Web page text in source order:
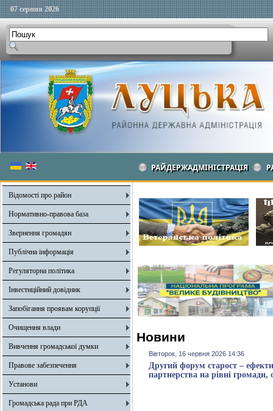
07 серпня 2026
РАЙДЕРЖАДМІНІСТРАЦІЯ
Відомості про район
Нормативно-правова база
Звернення громадян
Публічна інформація
Регуляторна політика
Інвестиційний довідник
Запобігання проявам корупції
Очищення влади
Вивчення громадської думки
Правове забезпечення
Установи
Громадська рада при РДА
Новини
Вівторок, 16 червня 2026 14:36
Другий форум старост –
партнерства на рівні громади,